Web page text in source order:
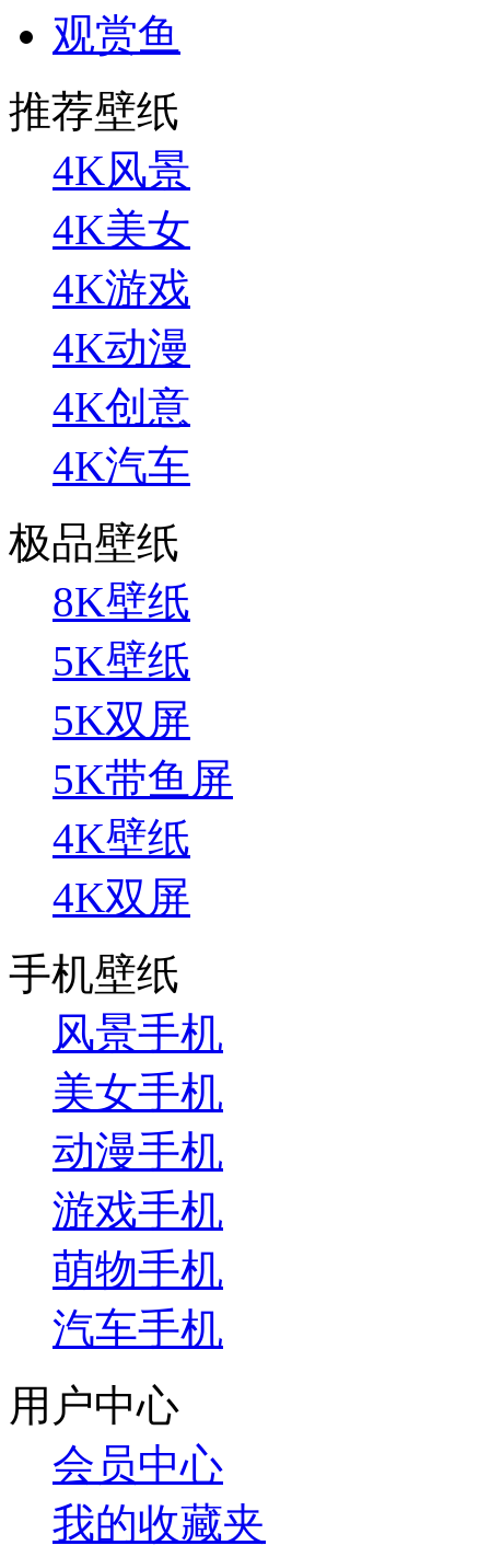
观赏鱼
推荐壁纸
4K风景
4K美女
4K游戏
4K动漫
4K创意
4K汽车
极品壁纸
8K壁纸
5K壁纸
5K双屏
5K带鱼屏
4K壁纸
4K双屏
手机壁纸
风景手机
美女手机
动漫手机
游戏手机
萌物手机
汽车手机
用户中心
会员中心
我的收藏夹